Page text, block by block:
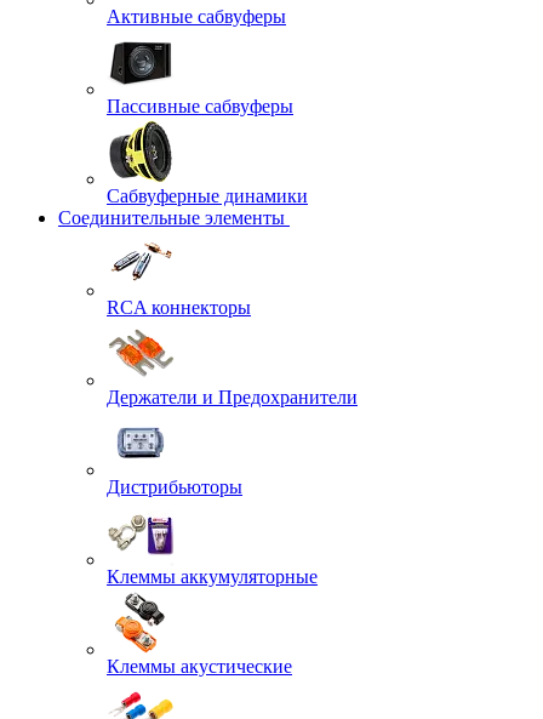
Активные сабвуферы
Пассивные сабвуферы
Сабвуферные динамики
Соединительные элементы
RCA коннекторы
Держатели и Предохранители
Дистрибьюторы
Клеммы аккумуляторные
Клеммы акустические